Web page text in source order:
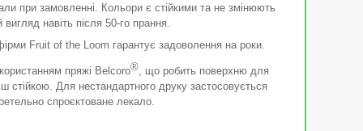
при замовленні. Кольори є стійкими та не змінюють
вигляд навіть після 50-го прання.
Fruit of the Loom гарантує задоволення на роки.
пряжі Belcoro®, що робить поверхню для
стійкою. Для нестандартного друку застосовується
спроєктоване лекало.